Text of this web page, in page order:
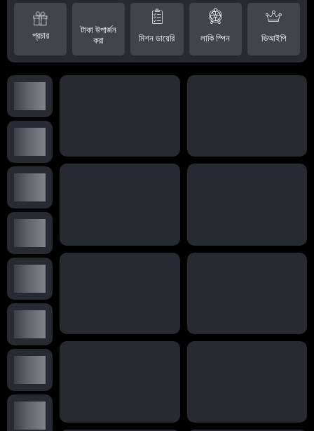
প্রচার
টাকা উপার্জন
করা
মিশন ডায়েরি লাকি স্পিন ভিআইপি